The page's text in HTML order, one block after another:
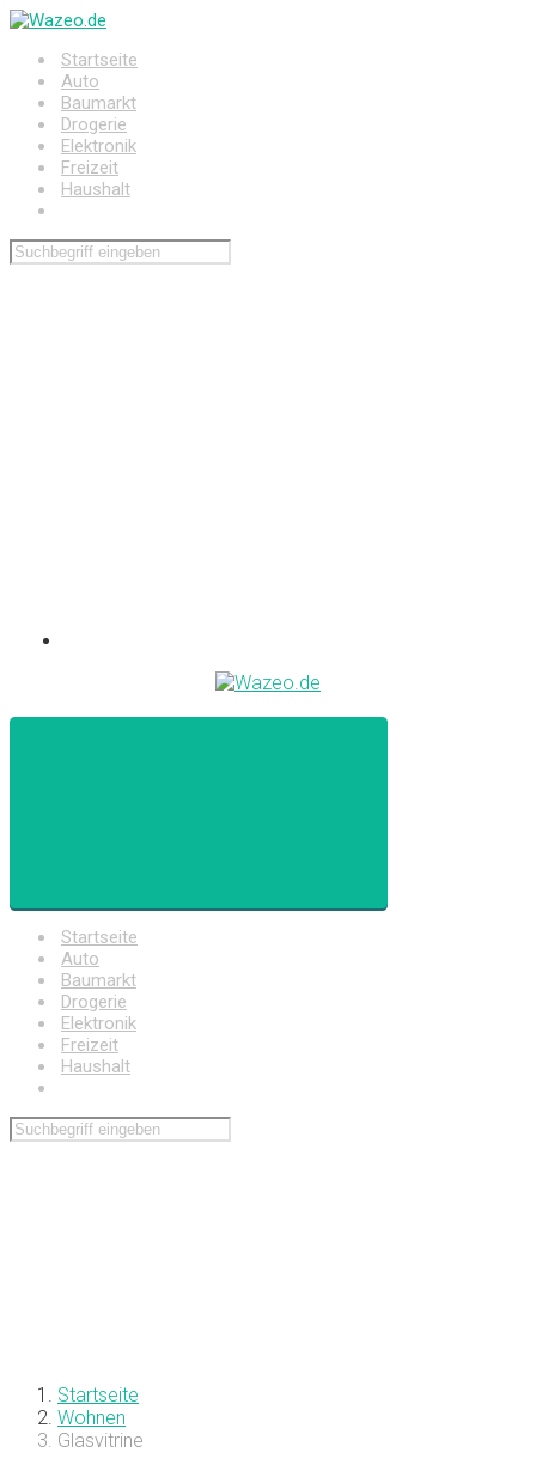
Zum
springenStartseite
Auto
Baumarkt
Drogerie
Elektronik
Freizeit
Haushalt
Startseite
Auto
Baumarkt
Drogerie
Elektronik
Freizeit
Haushalt
Startseite
Wohnen
Glasvitrine